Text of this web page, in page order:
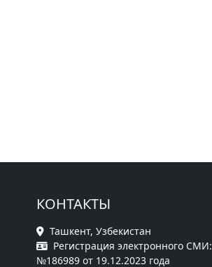
КОНТАКТЫ
Ташкент, Узбекистан
Регистрация электронного СМИ:
№186989 от 19.12.2023 года